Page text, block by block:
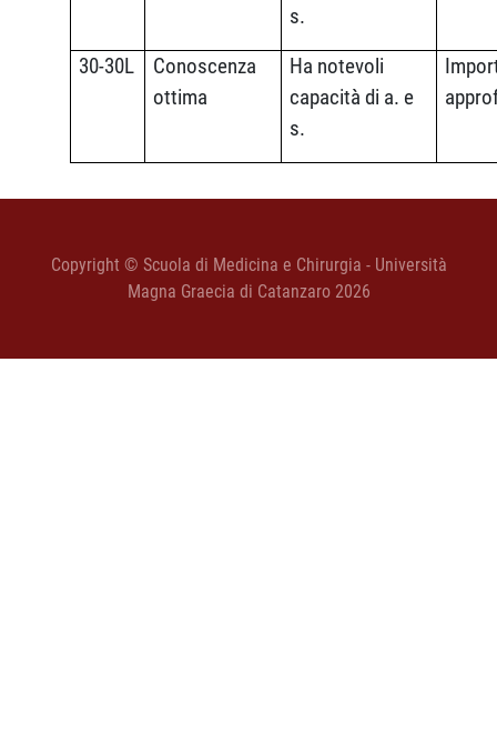
s.
30-30L
Conoscenza
ottima
Ha notevoli
capacità di a. e
s.
Copyright © Scuola di Medicina e Chirurgia - Università
Magna Graecia di Catanzaro 2026